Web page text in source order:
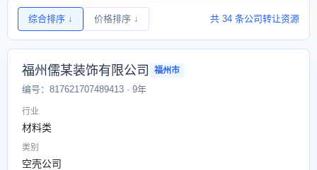
综合排序 ↓ 价格排序 ↓ 共 34 条公司转让资源
福州儒某装饰有限公司 福州市
编号：817621707489413 · 9年
行业
材料类
类别
空壳公司